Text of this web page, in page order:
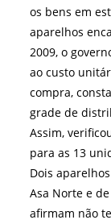
os bens em
aparelhos
2009, o
ao custo
compra,
grade de
Assim,
para as 13
Dois
Asa Norte e
afirmam não